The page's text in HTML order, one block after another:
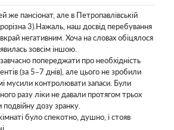
же пансіонат, але в Петропавлівській
3).Нажаль, наш досвід перебування
вкрай негативним. Хоча на словах обіцялося
зовсім іншою.
попереджати про необхідність
(за 5–7 днів), але цього не зробили
мусили контролювати запаси. Були
разу ліки не давали протягом трьох
дозу зранку.
було спекотно, душно, і стояв